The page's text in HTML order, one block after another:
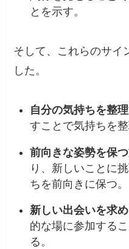
とを示す。
そして、これらのサイ
した。
自分の気持ちを整
すことで気持ちを整
前向きな姿勢を保
り、新しいことに
ちを前向きに保つ。
新しい出会いを求
的な場に参加する
る。